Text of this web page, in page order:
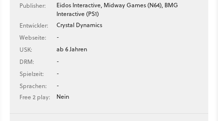
Publisher:
Eidos Interactive, Midway Games (N64), BMG
Interactive (PS1)
Entwickler:
Crystal Dynamics
Webseite:
-
USK:
ab 6 Jahren
DRM:
-
Spielzeit:
-
Sprachen:
-
Free 2 play:
Nein